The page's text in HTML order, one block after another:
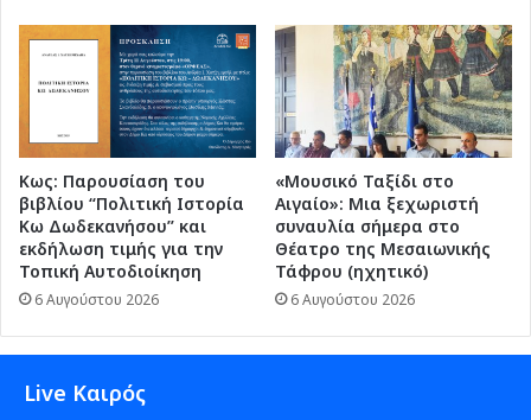
Κως: Παρουσίαση του
βιβλίου “Πολιτική Ιστορία
Κω Δωδεκανήσου” και
εκδήλωση τιμής για την
Τοπική Αυτοδιοίκηση
6 Αυγούστου 2026
«Μουσικό Ταξίδι στο
Αιγαίο»: Μια ξεχωριστή
συναυλία σήμερα στο
Θέατρο της Μεσαιωνικής
Τάφρου (ηχητικό)
6 Αυγούστου 2026
Live Καιρός